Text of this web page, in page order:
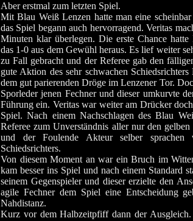
Aber erstmal zum letzten Spiel.
Mit Blau Weiß Lenzen hatte man eine
das Spiel begann auch hervorragend. Veritas
Minuten klar überlegen. Die erste Chance
das 1-0 aus dem Gewühl heraus. Es lief weiter
zu Fall gebracht und der Referee gab den
gute Aktion des sehr schwachen
dem gut parierenden Dröge im Lenzener Tor.
Sporleder jenen Fechner und dieser umkurvte
Führung ein. Veritas war weiter am Drücker
Spiel. Nach einem Nachschlagen des Blau
Referee zum Unverständnis aller nur den
und der Foulende Akteur selber sprachen
Schiedsrichters.
Von diesem Moment an war ein Bruch im
kam besser ins Spiel und nach einem Standard
seinem Gegenspieler und dieser erzielte den
agile Fechner dem Spiel eine Entscheidung
Nahdistanz.
Kurz vor dem Halbzeitpfiff dann der